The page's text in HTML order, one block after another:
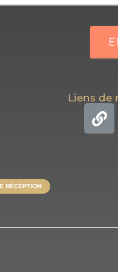
Liens de
RÉCÉPTION